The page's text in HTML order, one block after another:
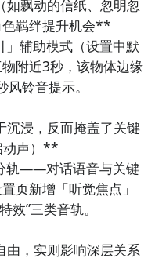
为您解答。
飘动的信纸、忽明忽
羁绊提升机会**
辅助模式（设置中默
附近3秒，该物体边缘
铃音提示。
浸，反而掩盖了关键
动声）**
轨——对话语音与关键
页新增「听觉焦点」
效”三类音轨。
，实则影响深层关系